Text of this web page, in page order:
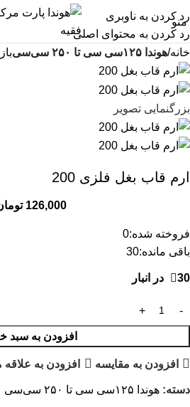
رد کردن به ناوبری
رد کردن به محتوای اصلی
منو
خانه هوندا ۱۲۵سی سی تا ۲۵۰ سی‌سی
بزرگنمایی تصویر
ارم قاب بغل فلزی 200
126,000
فروخته شده:0
باقی مانده:30
30 در انبار
افزودن به سبد
افزودن به مقایسه افزودن به
دسته: هوندا ۱۲۵سی سی تا ۲۵۰ سی‌سی